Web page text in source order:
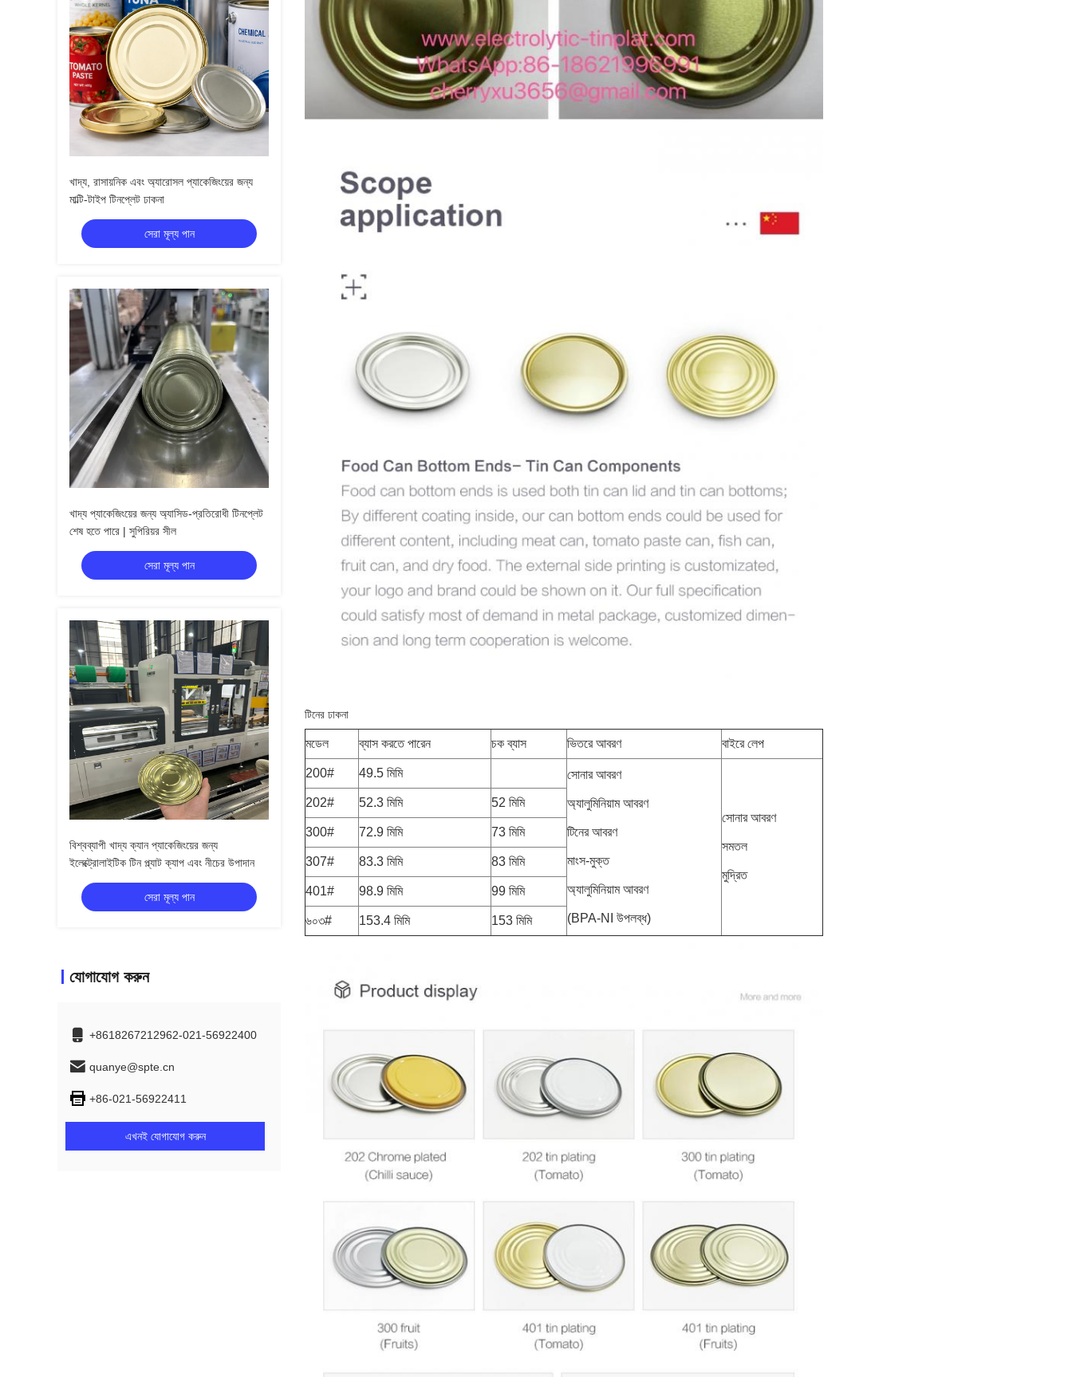
খাদ্য, রাসায়নিক এবং অ্যারোসল প্যাকেজিংয়ের জন্য
মাল্টি-টাইপ টিনপ্লেট ঢাকনা
সেরা মূল্য পান
খাদ্য প্যাকেজিংয়ের জন্য অ্যাসিড-প্রতিরোধী টিনপ্লেট
শেষ হতে পারে | সুপিরিয়র সীল
সেরা মূল্য পান
বিশ্বব্যাপী খাদ্য ক্যান প্যাকেজিংয়ের জন্য
ইলেক্ট্রোলাইটিক টিন প্ল্যাট ক্যাপ এবং নীচের উপাদান
সেরা মূল্য পান
যোগাযোগ করুন
+8618267212962-021-56922400
quanye@spte.cn
+86-021-56922411
এখনই যোগাযোগ করুন
টিনের ঢাকনা
মডেল ব্যাস করতে পারেন চক ব্যাস ভিতরে আবরণ বাইরে লেপ
200# 49.5 মিমি সোনার আবরণ
অ্যালুমিনিয়াম আবরণ
টিনের আবরণ
মাংস-মুক্ত
অ্যালুমিনিয়াম আবরণ
(BPA-NI উপলব্ধ)
সোনার আবরণ
সমতল
মুদ্রিত
202# 52.3 মিমি 52 মিমি
300# 72.9 মিমি 73 মিমি
307# 83.3 মিমি 83 মিমি
401# 98.9 মিমি 99 মিমি
৬০৩# 153.4 মিমি 153 মিমি